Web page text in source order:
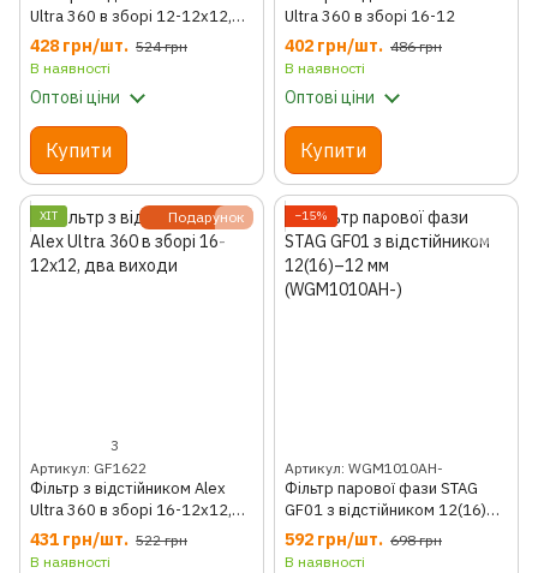
Ultra 360 в зборі 12-12х12,
два виходи
428 грн/шт. 524 грн
В наявності
Оптові ціни
Купити
Ultra 360 в зборі 16-12
402 грн/шт. 486 грн
В наявності
Оптові ціни
Купити
Подарунок
ХІТ
3
Артикул: GF1622
Фільтр з відстійником Alex
Ultra 360 в зборі 16-12х12,
два виходи
431 грн/шт. 522 грн
В наявності
−15%
Артикул: WGM1010AH-
Фільтр парової фази STAG
GF01 з відстійником 12(16)–
12 мм (WGM1010AH-)
592 грн/шт. 698 грн
В наявності